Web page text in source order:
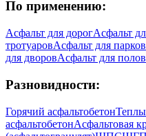
По применению:
Асфальт для дорогАсфальт
тротуаровАсфальт для
для дворовАсфальт для полов
Разновидности:
Горячий асфальтобетон
асфальтобетонАсфальтовая